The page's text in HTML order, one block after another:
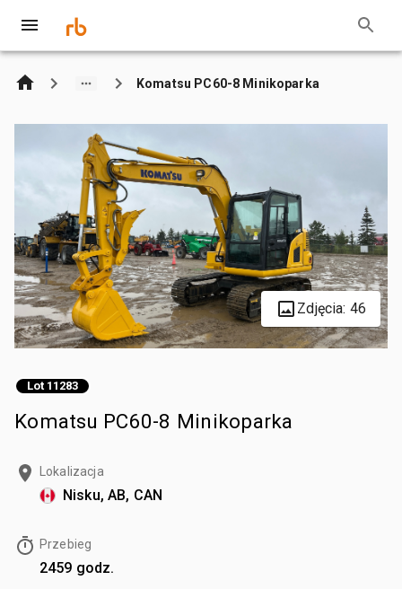
Komatsu PC60-8 Minikoparka
Zdjęcia: 46
Lot 11283
Komatsu PC60-8 Minikoparka
Lokalizacja
Nisku, AB, CAN
Przebieg
2459 godz.